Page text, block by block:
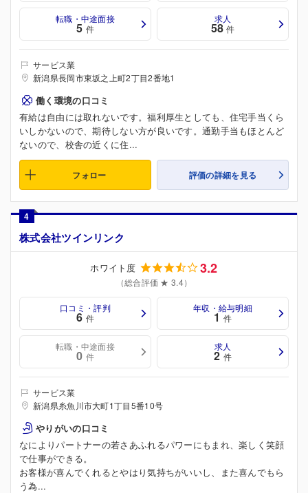
転職・中途面接
5 件
求人
58 件
サービス業
新潟県長岡市東坂之上町2丁目2番地1
働く環境の口コミ
有給は自由には取れないです。福利厚生としても、住宅手当くら
いしかないので、期待しない方が良いです。通勤手当もほとんど
ないので、校舎の近くに住...
フォロー 評価の詳細を見る
4
株式会社ツインリンク
ホワイト度 3.2
（総合評価 ★ 3.4）
口コミ・評判
6 件
年収・給与明細
1 件
転職・中途面接
0 件
求人
2 件
サービス業
新潟県糸魚川市大町1丁目5番10号
やりがいの口コミ
なによりパートナーの若さあふれるパワーにもまれ、楽しく笑顔
で仕事ができる。
お客様が喜んでくれるとやはり気持ちがいいし、また喜んでもら
う為...